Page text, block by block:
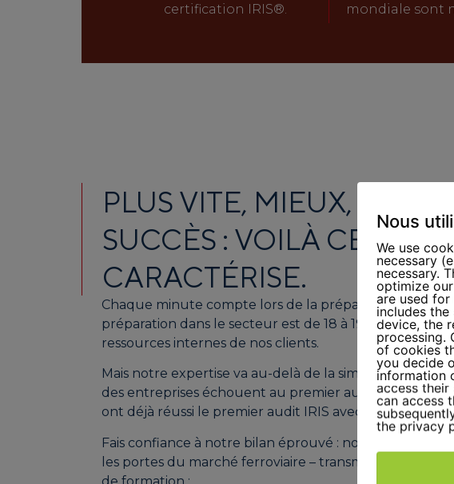
certification IRIS®.
mondiale sont
PLUS VITE, MIEUX, AVEC
SUCCÈS : VOILÀ CE QUI
CARACTÉRISE.
Chaque minute compte lors de la préparation à la
préparation dans le secteur est de 18 à 19 mois, elle
ressources internes de nos clients.
Mais notre expertise va au-delà de la simple efficacité
des entreprises échouent au premier audit et ont
ont déjà réussi le premier audit IRIS avec d’excellents
Fais confiance à notre bilan éprouvé : notre
les portes du marché ferroviaire – transmises de
de formation :
Nous
We use
necessary
necessary.
optimize
are used for
includes
device, the
processing.
of cookies
you decide
information
access their
can access
the privacy